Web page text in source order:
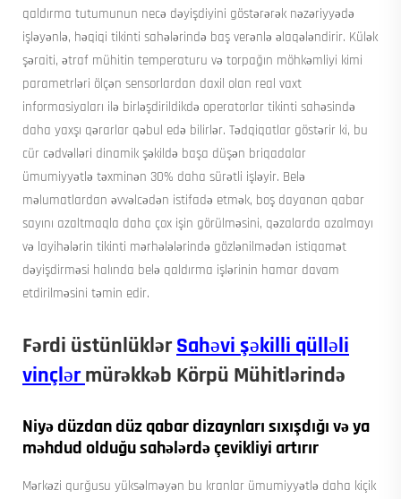
qaldırma tutumunun necə dəyişdiyini göstərərək nəzəriyyədə
işləyənlə, həqiqi tikinti sahələrində baş verənlə əlaqələndirir. Külək
şəraiti, ətraf mühitin temperaturu və torpağın möhkəmliyi kimi
parametrləri ölçən sensorlardan daxil olan real vaxt
informasiyaları ilə birləşdirildikdə operatorlar tikinti sahəsində
daha yaxşı qərarlar qəbul edə bilirlər. Tədqiqatlar göstərir ki, bu
cür cədvəlləri dinamik şəkildə başa düşən briqadalar
ümumiyyətlə təxminən 30% daha sürətli işləyir. Belə
məlumatlardan əvvəlcədən istifadə etmək, boş dayanan qabar
sayını azaltmaqla daha çox işin görülməsini, qəzalarda azalmayı
və layihələrin tikinti mərhələlərində gözlənilmədən istiqamət
dəyişdirməsi halında belə qaldırma işlərinin hamar davam
etdirilməsini təmin edir.
Fərdi üstünlüklərSahəvi şəkilli qülləli
vinçlərmürəkkəb Körpü Mühitlərində
Niyə düzdan düz qabar dizaynları sıxışdığı və ya
məhdud olduğu sahələrdə çevikliyi artırır
Mərkəzi qurğusu yüksəlməyən bu kranlar ümumiyyətlə daha kiçik